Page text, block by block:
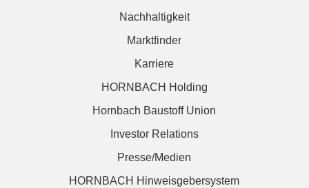
Nachhaltigkeit
Marktfinder
Karriere
HORNBACH Holding
Hornbach Baustoff Union
Investor Relations
Presse/Medien
HORNBACH Hinweisgebersystem